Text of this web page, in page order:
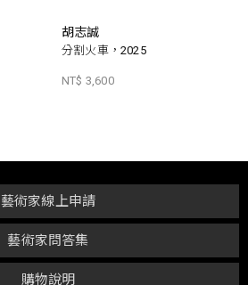
胡志誠
分割火車，2025
NT$ 3,600
購物說明
藝術家問答集
藝術家線上申請